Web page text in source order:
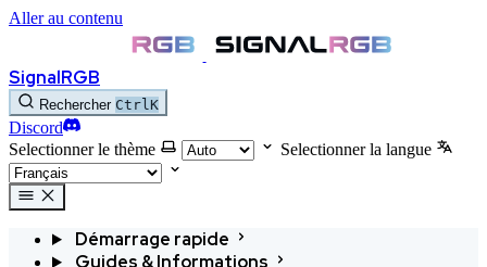
Aller au contenu
SignalRGB
Rechercher CtrlK
Discord
Selectionner le thème
Selectionner la langue
Démarrage rapide
Guides & Informations